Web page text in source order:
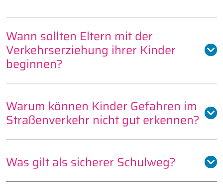
Wann sollten Eltern mit der
Verkehrserziehung ihrer Kinder
beginnen?
Warum können Kinder Gefahren im
Straßenverkehr nicht gut erkennen?
Was gilt als sicherer Schulweg?